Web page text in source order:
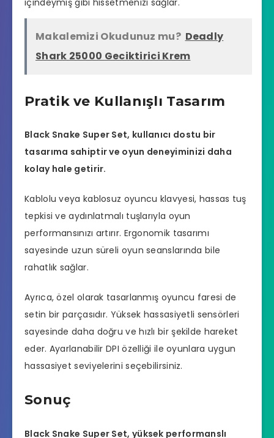
Makalemizi Okudunuz mu? Deadly
Shark 25000 Geciktirici Krem
Pratik ve Kullanışlı Tasarım
Black Snake Super Set, kullanıcı dostu bir
tasarıma sahiptir ve oyun deneyiminizi daha
kolay hale getirir.
Kablolu veya kablosuz oyuncu klavyesi, hassas tuş
tepkisi ve aydınlatmalı tuşlarıyla oyun
performansınızı artırır. Ergonomik tasarımı
sayesinde uzun süreli oyun seanslarında bile
rahatlık sağlar.
Ayrıca, özel olarak tasarlanmış oyuncu faresi de
setin bir parçasıdır. Yüksek hassasiyetli sensörleri
sayesinde daha doğru ve hızlı bir şekilde hareket
eder. Ayarlanabilir DPI özelliği ile oyunlara uygun
hassasiyet seviyelerini seçebilirsiniz.
Sonuç
Black Snake Super Set, yüksek performanslı